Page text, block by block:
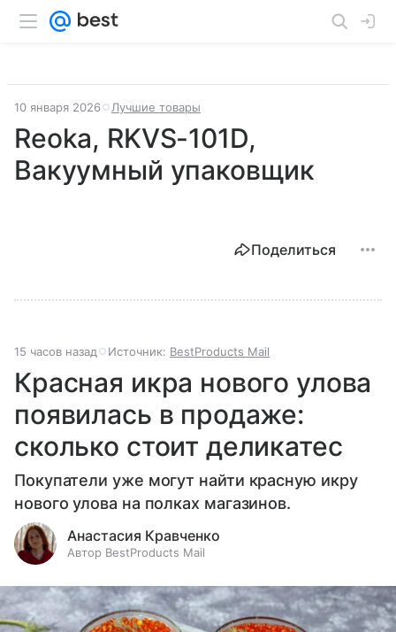
10 января 2026 Лучшие товары
Reoka, RKVS-101D,
Вакуумный упаковщик
Поделиться
15 часов назад Источник: BestProducts Mail
Красная икра нового улова
появилась в продаже:
сколько стоит деликатес
Покупатели уже могут найти красную икру
нового улова на полках магазинов.
Анастасия Кравченко
Автор BestProducts Mail